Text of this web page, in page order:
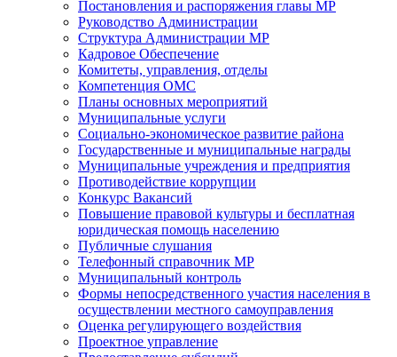
Постановления и распоряжения главы МР
Руководство Администрации
Структура Администрации МР
Кадровое Обеспечение
Комитеты, управления, отделы
Компетенция ОМС
Планы основных мероприятий
Муниципальные услуги
Социально-экономическое развитие района
Государственные и муниципальные награды
Муниципальные учреждения и предприятия
Противодействие коррупции
Конкурс Вакансий
Повышение правовой культуры и бесплатная
юридическая помощь населению
Публичные слушания
Телефонный справочник МР
Муниципальный контроль
Формы непосредственного участия населения в
осуществлении местного самоуправления
Оценка регулирующего воздействия
Проектное управление